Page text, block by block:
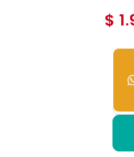
$
2